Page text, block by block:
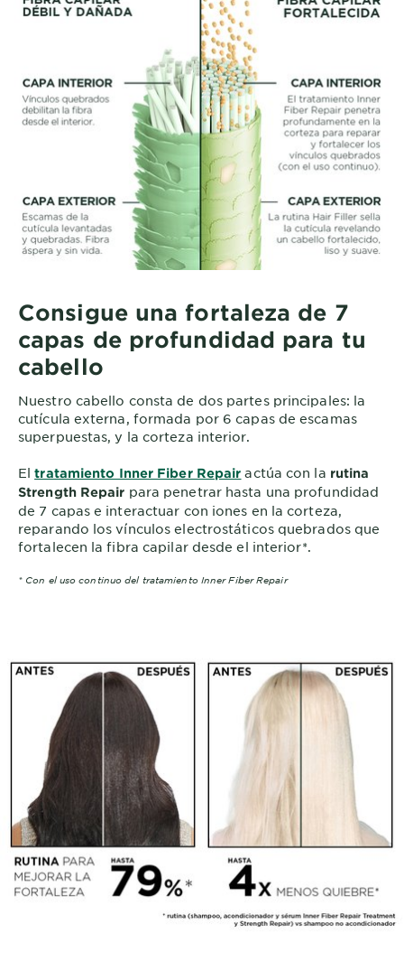
Consigue una fortaleza de 7
capas de profundidad para tu
cabello
Nuestro cabello consta de dos partes principales: la
cutícula externa, formada por 6 capas de escamas
superpuestas, y la corteza interior.
Eltratamiento Inner Fiber Repair actúa con la rutina
Strength Repair para penetrar hasta una profundidad
de 7 capas e interactuar con iones en la corteza,
reparando los vínculos electrostáticos quebrados que
fortalecen la fibra capilar desde el interior*.
* Con el uso continuo del tratamiento Inner Fiber Repair